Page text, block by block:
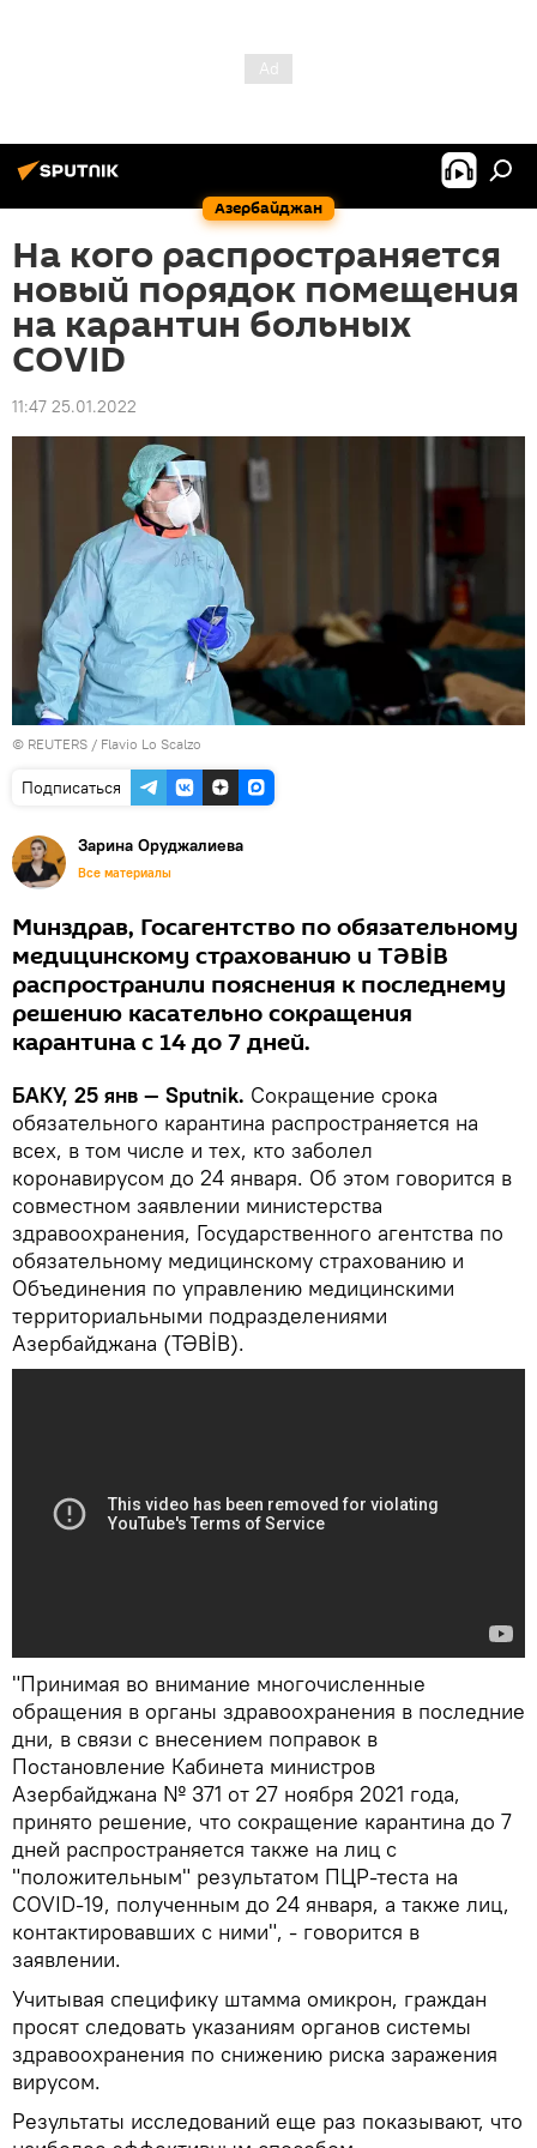
Азербайджан
На кого распространяется
новый порядок помещения
на карантин больных
COVID
11:47 25.01.2022
© REUTERS / Flavio Lo Scalzo
Подписаться
Зарина Оруджалиева
Все материалы
Минздрав, Госагентство по обязательному
медицинскому страхованию и TƏBİB
распространили пояснения к последнему
решению касательно сокращения
карантина с 14 до 7 дней.
БАКУ, 25 янв — Sputnik. Сокращение срока
обязательного карантина распространяется на
всех, в том числе и тех, кто заболел
коронавирусом до 24 января. Об этом говорится в
совместном заявлении министерства
здравоохранения, Государственного агентства по
обязательному медицинскому страхованию и
Объединения по управлению медицинскими
территориальными подразделениями
Азербайджана (TƏBİB).
"Принимая во внимание многочисленные
обращения в органы здравоохранения в последние
дни, в связи с внесением поправок в
Постановление Кабинета министров
Азербайджана № 371 от 27 ноября 2021 года,
принято решение, что сокращение карантина до 7
дней распространяется также на лиц с
"положительным" результатом ПЦР-теста на
COVID-19, полученным до 24 января, а также лиц,
контактировавших с ними", - говорится в
заявлении.
Учитывая специфику штамма омикрон, граждан
просят следовать указаниям органов системы
здравоохранения по снижению риска заражения
вирусом.
Результаты исследований еще раз показывают, что